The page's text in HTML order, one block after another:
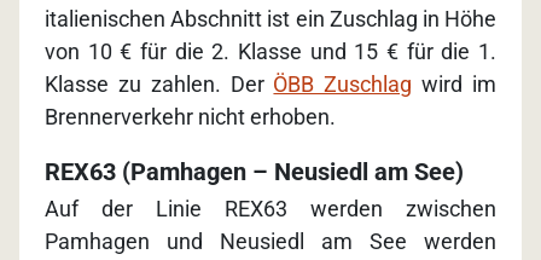
italienischen Abschnitt ist ein Zuschlag in Höhe
von 10 € für die 2. Klasse und 15 € für die 1.
Klasse zu zahlen. Der ÖBB Zuschlag wird im
Brennerverkehr nicht erhoben.
REX63 (Pamhagen – Neusiedl am See)
Auf der Linie REX63 werden zwischen
Pamhagen und Neusiedl am See werden